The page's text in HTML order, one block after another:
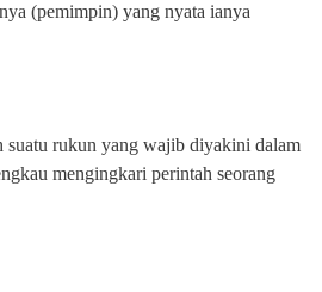
(pemimpin) yang nyata ianya
suatu rukun yang wajib diyakini dalam
mengingkari perintah seorang